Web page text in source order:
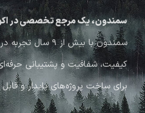
سمندون، یک مرجع تخصصی در
سمندون با بیش از
کیفیت، شفافیت و پشتیبانی
برای ساخت پروژه‌های پایدار و